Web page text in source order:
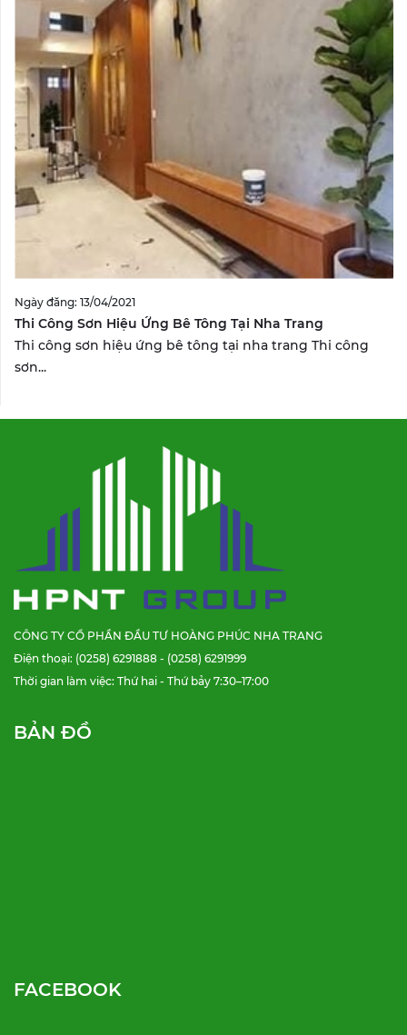
Ngày đăng: 13/04/2021
Thi Công Sơn Hiệu Ứng Bê Tông Tại Nha Trang
Thi công sơn hiệu ứng bê tông tại nha trang Thi công
sơn...
CÔNG TY CỔ PHẦN ĐẦU TƯ HOÀNG PHÚC NHA TRANG
Điện thoại: (0258) 6291888 - (0258) 6291999
Thời gian làm việc: Thứ hai - Thứ bảy 7:30–17:00
BẢN ĐỒ
FACEBOOK